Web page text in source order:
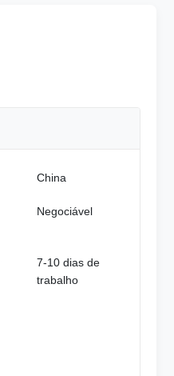
China
Negociável
7-10 dias de
trabalho